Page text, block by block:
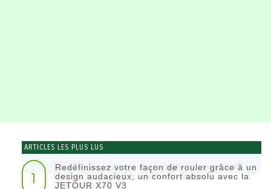
ARTICLES LES PLUS LUS
1
Redéfinissez votre façon de rouler grâce à un
design audacieux, un confort absolu avec la
JETOUR X70 V3